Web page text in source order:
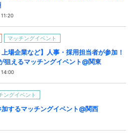
マッチングイベント
上場企業など】人事・採用担当者が参加！
狙えるマッチングイベント@関東
ングイベント
加するマッチングイベント@関西